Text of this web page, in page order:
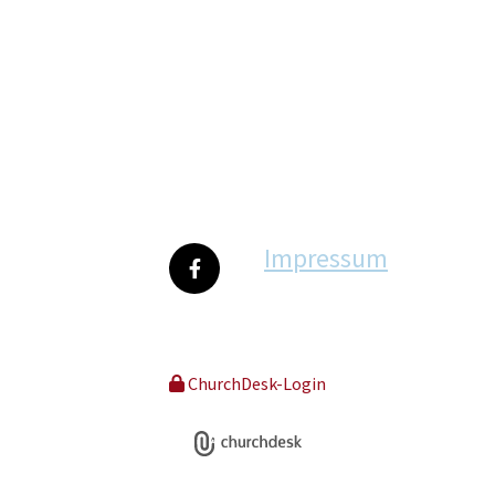
Impressum
ChurchDesk-Login